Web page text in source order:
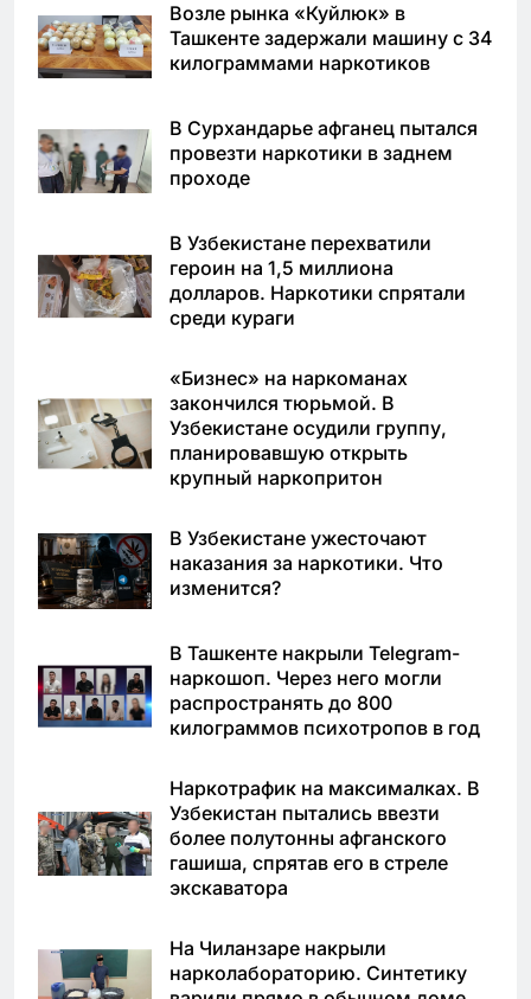
Возле рынка «Куйлюк» в
Ташкенте задержали машину с 34
килограммами наркотиков
В Сурхандарье афганец пытался
провезти наркотики в заднем
проходе
В Узбекистане перехватили
героин на 1,5 миллиона
долларов. Наркотики спрятали
среди кураги
«Бизнес» на наркоманах
закончился тюрьмой. В
Узбекистане осудили группу,
планировавшую открыть
крупный наркопритон
В Узбекистане ужесточают
наказания за наркотики. Что
изменится?
В Ташкенте накрыли Telegram-
наркошоп. Через него могли
распространять до 800
килограммов психотропов в год
Наркотрафик на максималках. В
Узбекистан пытались ввезти
более полутонны афганского
гашиша, спрятав его в стреле
экскаватора
На Чиланзаре накрыли
нарколабораторию. Синтетику